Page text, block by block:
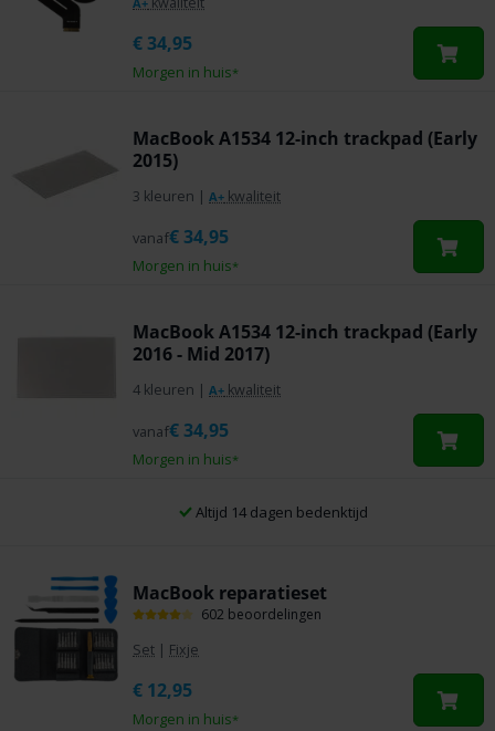
Morgen in huis*
€34,95
MacBook A1534 12-inch trackpad (Early
2015)
3 kleuren | A+ kwaliteit
Morgen in huis*
vanaf€34,95
MacBook A1534 12-inch trackpad (Early
2016 - Mid 2017)
4 kleuren | A+ kwaliteit
Morgen in huis*
vanaf€34,95
MacBook reparatieset
602 beoordelingen
Set | Fixje
Morgen in huis*
€ 12,95
Altijd 14 dagen bedenktijd